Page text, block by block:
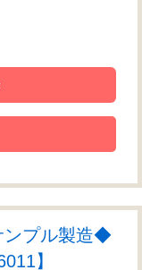
ンプル製造◆
】